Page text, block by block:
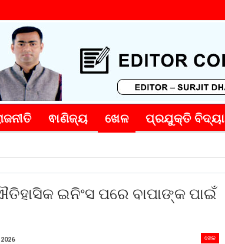
ଵାଣିଜ୍ୟ ଖେଳ ପ୍ରଯୁକ୍ତି ବିଦ୍ୟା
ଇନିଂସ ପରେ ବାପାଙ୍କ ପାଇଁ
ଖେଳ